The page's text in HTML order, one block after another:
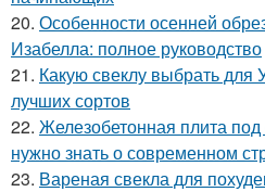
20. Особенности осенней
Изабелла: полное руководство
21. Какую свеклу выбрать для
лучших сортов
22. Железобетонная плита
нужно знать о современном
23. Вареная свекла для